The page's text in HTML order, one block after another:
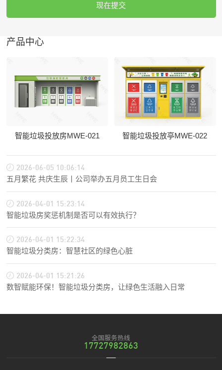
现在提交
产品中心
智能垃圾投放房MWE-021 智能垃圾投放亭MWE-022
2026-06-05 10:06:14
五月繁花 共庆生辰丨公司举办五月员工生日会
2026-04-01 15:23:14
智能垃圾房奖惩机制是否可以有效执行？
2026-04-01 15:22:34
智能垃圾分类房：智慧社区的绿色心脏
2026-04-01 15:21:26
数智赋能环保！智能垃圾分类房，让绿色生活融入日常
全国服务热线
17727982863